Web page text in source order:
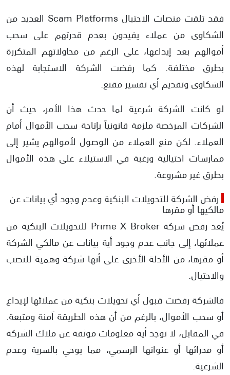
فقد تلقت منصات الاحتيال Scam Platforms العديد من
الشكاوى من عملاء يفيدون بعدم قدرتهم على سحب
أموالهم بعد إيداعها، على الرغم من محاولاتهم المتكررة
بطرق مختلفة. كما رفضت الشركة الاستجابة لهذه
الشكاوى وتقديم أي تفسير مقنع.
لو كانت الشركة شرعية لما حدث هذا الأمر، حيث أن
الشركات المرخصة ملزمة قانونياً بإتاحة سحب الأموال أمام
العملاء. لكن منع العملاء من الوصول لأموالهم يشير إلى
ممارسات احتيالية ورغبة في الاستيلاء على هذه الأموال
بطرق غير مشروعة.
رفض الشركة للتحويلات البنكية وعدم وجود أي بيانات عن
مالكيها أو مقرها
يُعد رفض شركة Prime X Broker للتحويلات البنكية من
عملائها، إلى جانب عدم وجود أية بيانات عن مالكي الشركة
أو مقرها، من الأدلة الأخرى على أنها شركة وهمية للنصب
والاحتيال.
فالشركة رفضت قبول أي تحويلات بنكية من عملائها لإيداع
أو سحب الأموال، بالرغم من أن هذه الطريقة آمنة ومتبعة.
في المقابل، لا توجد أية معلومات موثقة عن ملاك الشركة
أو مدرائها أو عنوانها الرسمي، مما يوحي بالسرية وعدم
الشرعية.